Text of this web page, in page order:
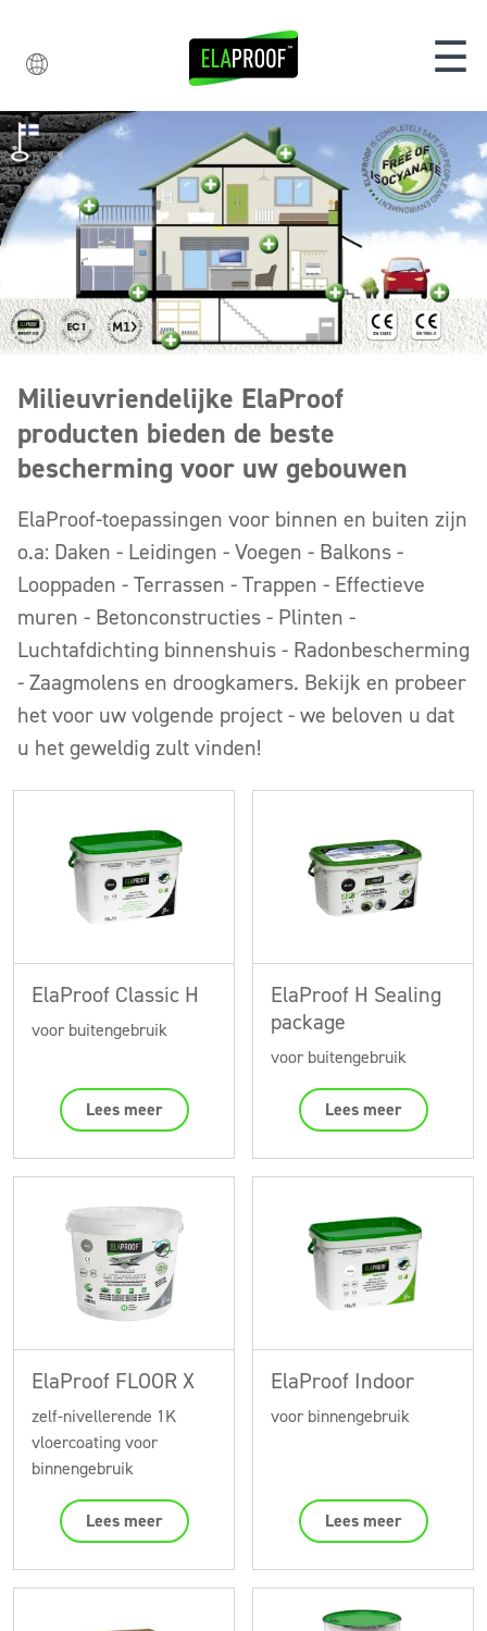
☰
Milieuvriendelijke ElaProof
producten bieden de beste
bescherming voor uw gebouwen
ElaProof-toepassingen voor binnen en buiten zijn
o.a: Daken - Leidingen - Voegen - Balkons -
Looppaden - Terrassen - Trappen - Effectieve
muren - Betonconstructies - Plinten -
Luchtafdichting binnenshuis - Radonbescherming
- Zaagmolens en droogkamers. Bekijk en probeer
het voor uw volgende project - we beloven u dat
u het geweldig zult vinden!
ElaProof Classic H
voor buitengebruik
Lees meer
ElaProof H Sealing
package
voor buitengebruik
Lees meer
ElaProof FLOOR X
zelf-nivellerende 1K
vloercoating voor
binnengebruik
Lees meer
ElaProof Indoor
voor binnengebruik
Lees meer